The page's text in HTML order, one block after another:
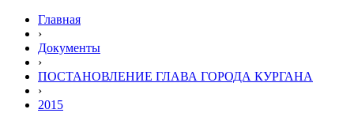
Главная
›
Документы
›
ПОСТАНОВЛЕНИЕ ГЛАВА ГОРОДА КУРГАНА
›
2015